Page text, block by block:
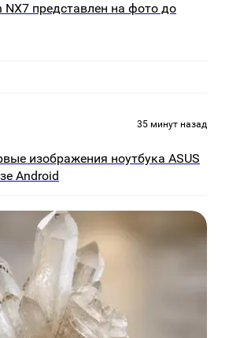
NX7 представлен на фото до
35 минут назад
изображения ноутбука ASUS
Android